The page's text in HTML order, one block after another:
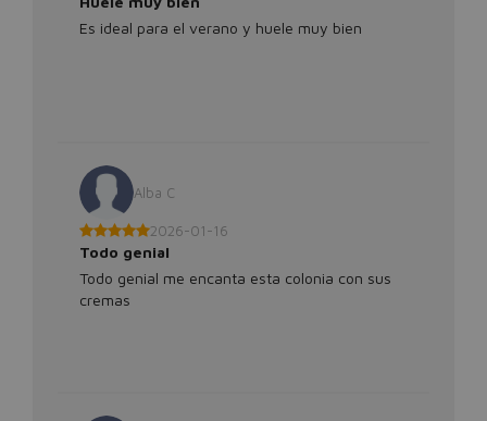
Es ideal para el verano y huele muy bien
Alba C
2026-01-16
Todo genial
Todo genial me encanta esta colonia con sus
cremas